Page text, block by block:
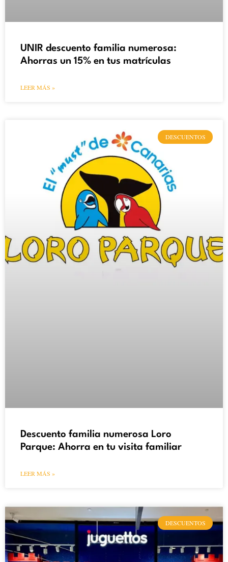
UNIR descuento familia numerosa:
Ahorras un 15% en tus matrículas
LEER MÁS »
DESCUENTOS
Descuento familia numerosa Loro
Parque: Ahorra en tu visita familiar
LEER MÁS »
DESCUENTOS